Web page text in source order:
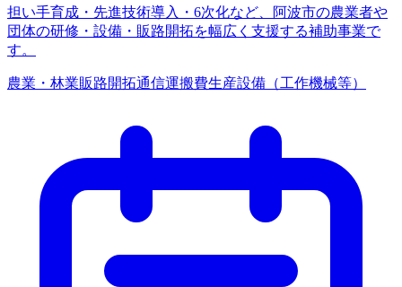
担い手育成・先進技術導入・6次化など、阿波市の農業者や
団体の研修・設備・販路開拓を幅広く支援する補助事業で
す。
農業・林業販路開拓通信運搬費生産設備（工作機械等）